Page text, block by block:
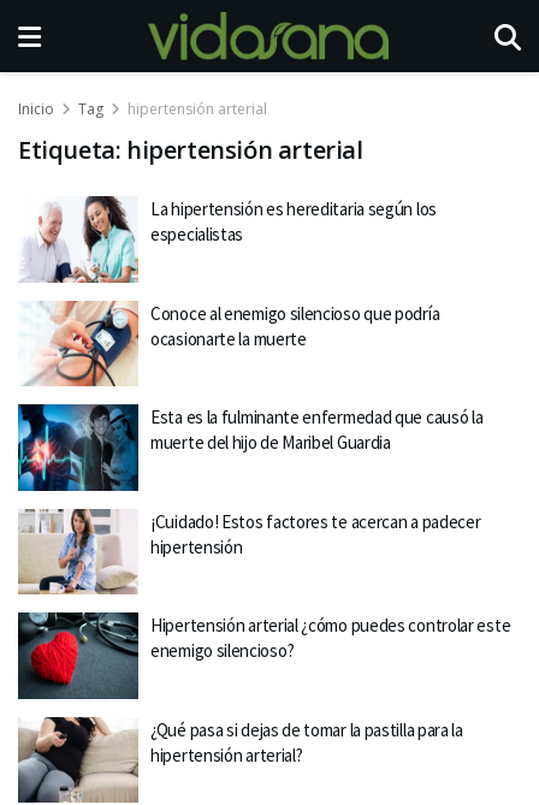
Inicio Tag hipertensión arterial
Etiqueta: hipertensión arterial
La hipertensión es hereditaria según los
especialistas
Conoce al enemigo silencioso que podría
ocasionarte la muerte
Esta es la fulminante enfermedad que causó la
muerte del hijo de Maribel Guardia
¡Cuidado! Estos factores te acercan a padecer
hipertensión
Hipertensión arterial ¿cómo puedes controlar este
enemigo silencioso?
¿Qué pasa si dejas de tomar la pastilla para la
hipertensión arterial?